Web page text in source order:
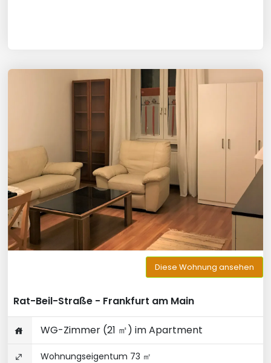
Diese Wohnung ansehen
Rat-Beil-Straße - Frankfurt am Main
WG-Zimmer (21 ㎡) im Apartment
Wohnungseigentum 73 ㎡